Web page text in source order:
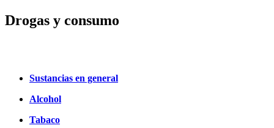
Drogas y consumo
Sustancias en general
Alcohol
Tabaco